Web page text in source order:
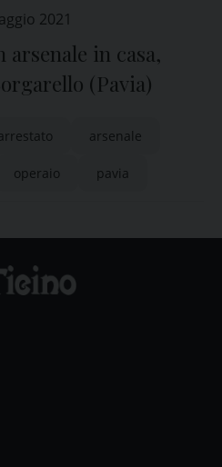
2021
in casa,
(Pavia)
arsenale
operaio pavia